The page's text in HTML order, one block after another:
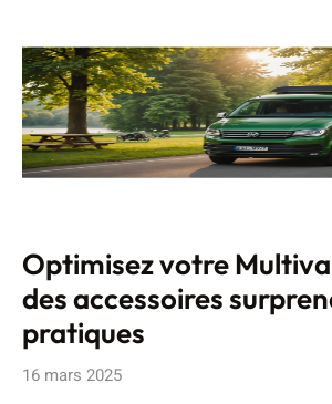
Optimisez votre
des accessoires
pratiques
16 mars 2025